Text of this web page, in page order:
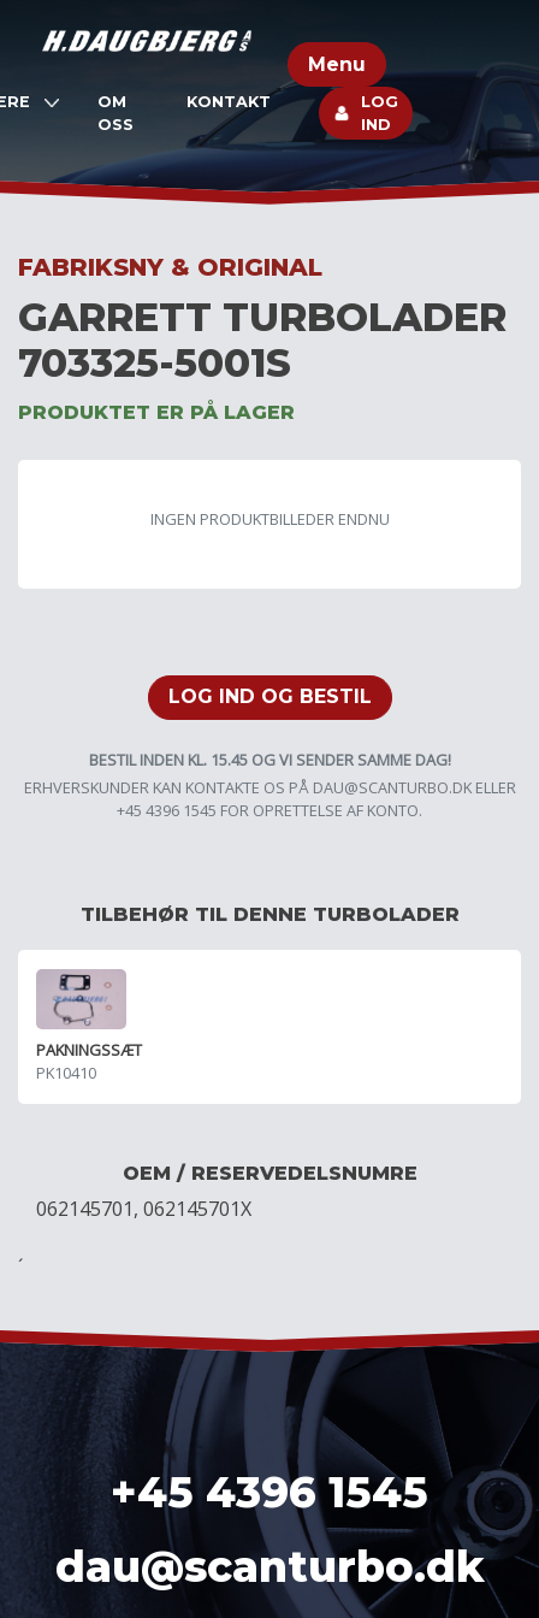
Menu
OM
OSS
KONTAKT
LOG
IND
FABRIKSNY & ORIGINAL
GARRETT TURBOLADER
703325-5001S
PRODUKTET ER PÅ LAGER
INGEN PRODUKTBILLEDER ENDNU
LOG IND OG BESTIL
BESTIL INDEN KL. 15.45 OG VI SENDER SAMME DAG!
ERHVERSKUNDER KAN KONTAKTE OS PÅ DAU@SCANTURBO.DKELLER
+45 4396 1545 FOR OPRETTELSE AF KONTO.
TILBEHØR TIL DENNE TURBOLADER
PAKNINGSSÆT
PK10410
OEM / RESERVEDELSNUMRE
062145701, 062145701X
´
+45 4396 1545
dau@scanturbo.dk